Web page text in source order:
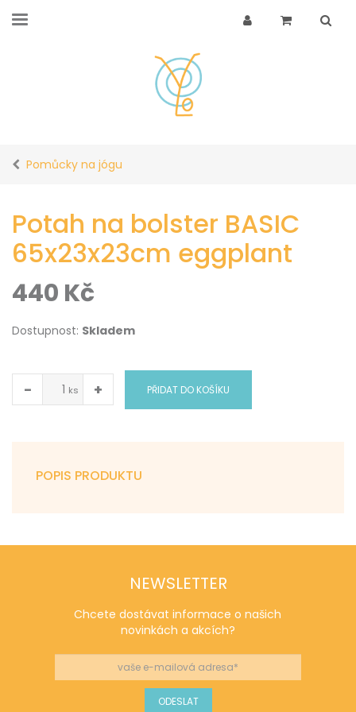
Pomůcky na jógu
Potah na bolster BASIC
65x23x23cm eggplant
440 Kč
Dostupnost: Skladem
− ks + PŘIDAT DO KOŠÍKU
POPIS PRODUKTU
NEWSLETTER
Chcete dostávat informace o našich
novinkách a akcích?